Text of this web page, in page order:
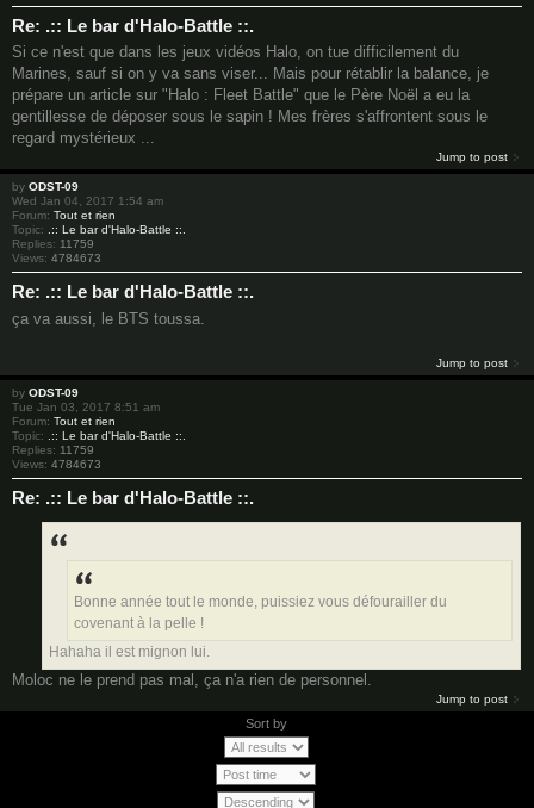
Re: .:: Le bar d'Halo-Battle ::.
Si ce n'est que dans les jeux vidéos Halo, on tue difficilement du
Marines, sauf si on y va sans viser... Mais pour rétablir la balance, je
prépare un article sur "Halo : Fleet Battle" que le Père Noël a eu la
gentillesse de déposer sous le sapin ! Mes frères s'affrontent sous le
regard mystérieux ...
Jump to post
by ODST-09
Wed Jan 04, 2017 1:54 am
Forum: Tout et rien
Topic: .:: Le bar d'Halo-Battle ::.
Replies: 11759
Views: 4784673
Re: .:: Le bar d'Halo-Battle ::.
ça va aussi, le BTS toussa.
Jump to post
by ODST-09
Tue Jan 03, 2017 8:51 am
Forum: Tout et rien
Topic:
.:: Le bar d'Halo-Battle ::.
Replies: 11759
Views: 4784673
Re: .:: Le bar d'Halo-Battle ::.
Bonne année tout le monde, puissiez vous défourailler du
covenant à la pelle !
Hahaha il est mignon lui.
Moloc ne le prend pas mal, ça n'a rien de personnel.
Jump to post
Sort by